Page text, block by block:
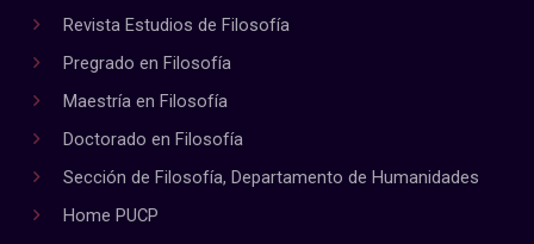
Revista Estudios de Filosofía
Pregrado en Filosofía
Maestría en Filosofía
Doctorado en Filosofía
Sección de Filosofía, Departamento de Humanidades
Home PUCP